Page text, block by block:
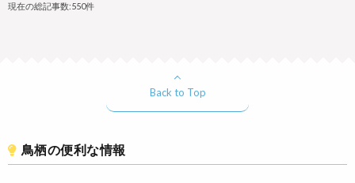
現在の総記事数:550件
Back to Top
鳥栖の便利な情報